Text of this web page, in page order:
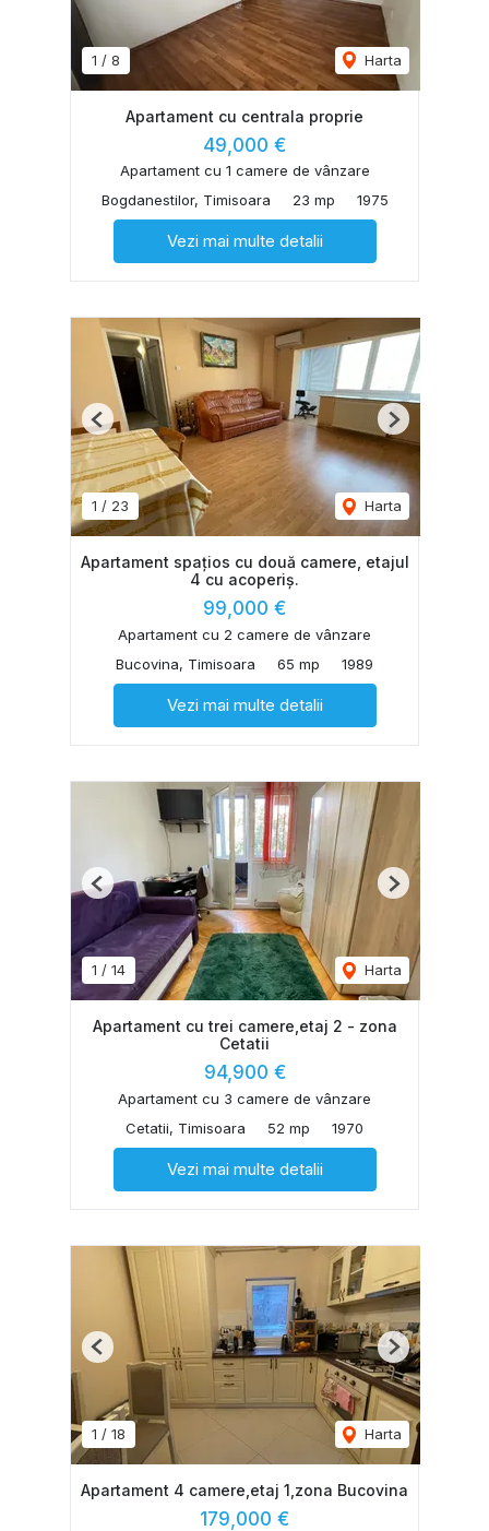
1 / 8 Harta
Apartament cu centrala proprie
49,000 €
Apartament cu 1 camere de vânzare
Bogdanestilor, Timisoara
23 mp 1975
Vezi mai multe detalii
1 / 23 Harta
Previous Next
Apartament spațios cu două camere, etajul
4 cu acoperiș.
99,000 €
Apartament cu 2 camere de vânzare
Bucovina, Timisoara
65 mp 1989
Vezi mai multe detalii
1 / 14 Harta
Previous Next
Apartament cu trei camere,etaj 2 - zona
Cetatii
94,900 €
Apartament cu 3 camere de vânzare
Cetatii, Timisoara
52 mp 1970
Vezi mai multe detalii
1 / 18 Harta
Previous Next
Apartament 4 camere,etaj 1,zona Bucovina
179,000 €